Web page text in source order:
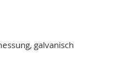
galvanisch